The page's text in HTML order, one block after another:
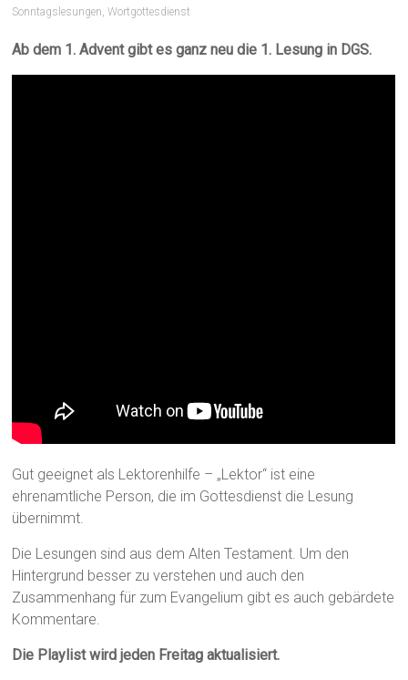
Sonntagslesungen ,Wortgottesdienst
Ab dem 1. Advent gibt es ganz neu die 1. Lesung in DGS.
Gut geeignet als Lektorenhilfe – „Lektor“ ist eine
ehrenamtliche Person, die im Gottesdienst die Lesung
übernimmt.
Die Lesungen sind aus dem Alten Testament. Um den
Hintergrund besser zu verstehen und auch den
Zusammenhang für zum Evangelium gibt es auch gebärdete
Kommentare.
Die Playlist wird jeden Freitag aktualisiert.